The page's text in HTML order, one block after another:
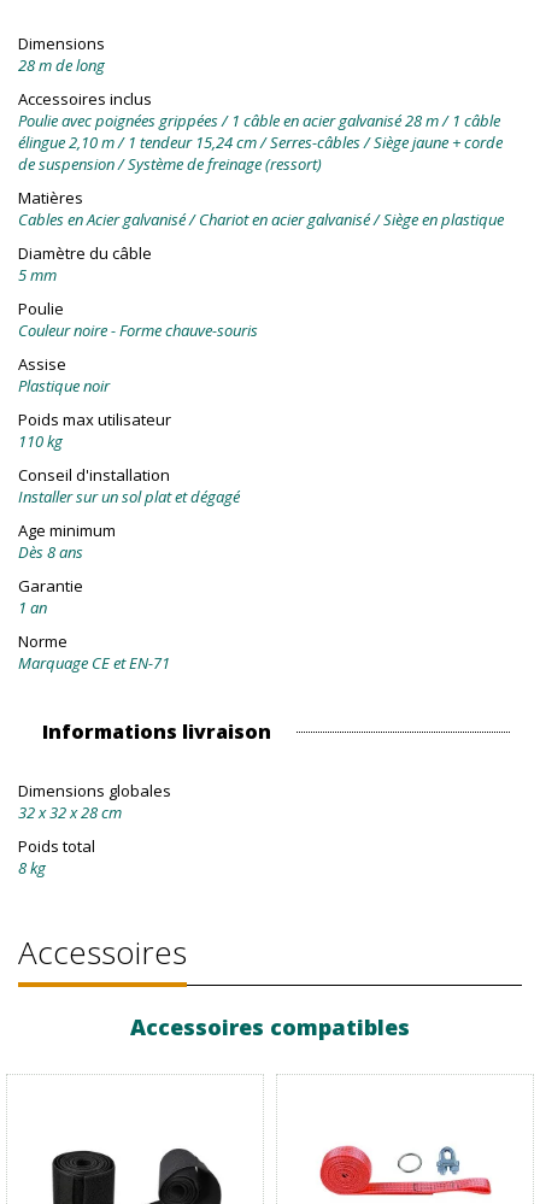
Dimensions
28 m de long
Accessoires inclus
Poulie avec poignées grippées / 1 câble en acier galvanisé 28 m / 1 câble
élingue 2,10 m / 1 tendeur 15,24 cm / Serres-câbles / Siège jaune + corde
de suspension / Système de freinage (ressort)
Matières
Cables en Acier galvanisé / Chariot en acier galvanisé / Siège en plastique
Diamètre du câble
5 mm
Poulie
Couleur noire - Forme chauve-souris
Assise
Plastique noir
Poids max utilisateur
110 kg
Conseil d'installation
Installer sur un sol plat et dégagé
Age minimum
Dès 8 ans
Garantie
1 an
Norme
Marquage CE et EN-71
Informations livraison
Dimensions globales
32 x 32 x 28 cm
Poids total
8 kg
Accessoires
Accessoires compatibles